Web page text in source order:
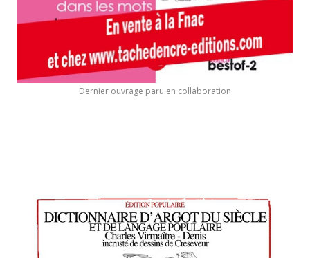
Dernier ouvrage paru en collaboration